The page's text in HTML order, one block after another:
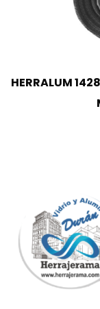
HERRALUM